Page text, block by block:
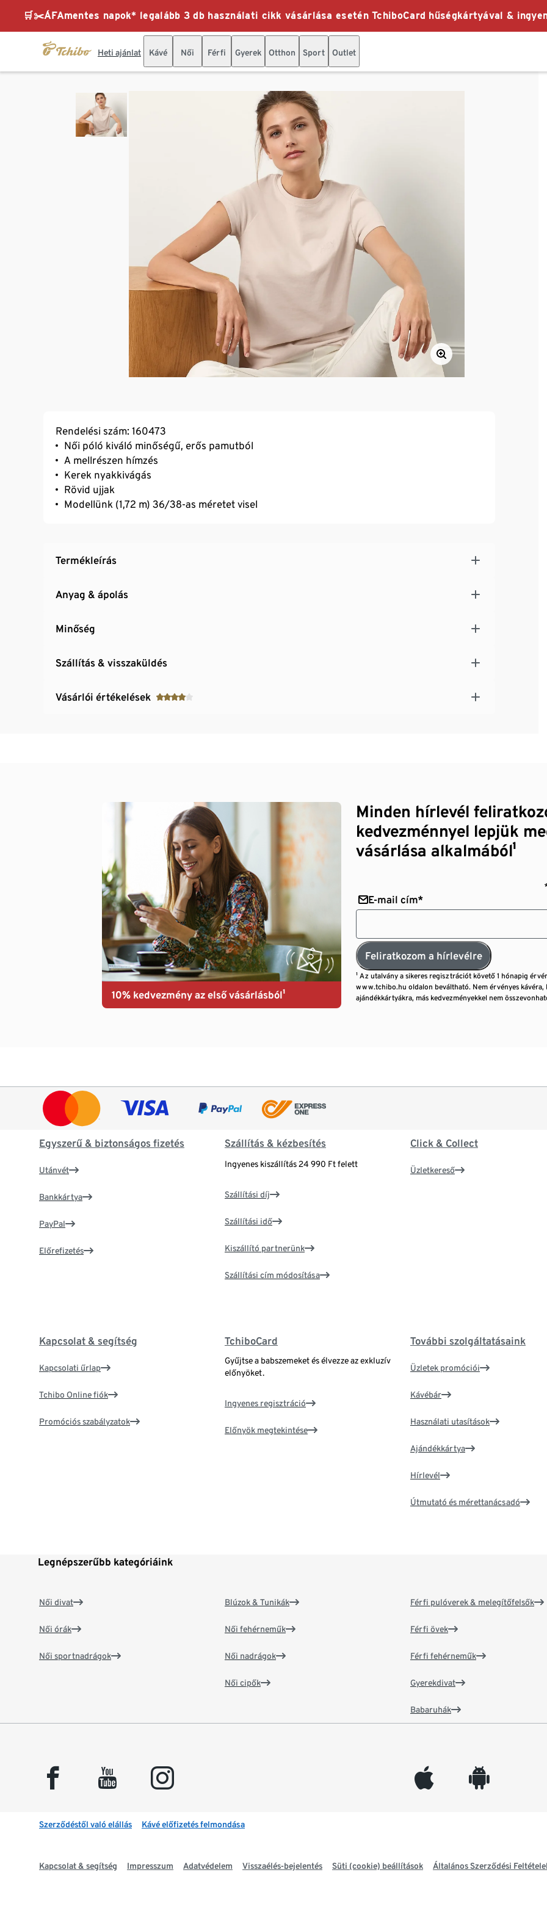
🛒✂️ÁFAmentes napok* legalább 3 db használati cikk vásárlása esetén TchiboCard hűségkártyával &
Heti ajánlat Kávé Női Férfi Gyerek Otthon Sport Outlet
Rendelési szám: 160473
Női póló kiváló minőségű, erős pamutból
A mellrészen hímzés
Kerek nyakkivágás
Rövid ujjak
Modellünk (1,72 m) 36/38-as méretet visel
Termékleírás
Anyag & ápolás
Minőség
Szállítás & visszaküldés
Vásárlói értékelések
10% kedvezmény az első vásárlásból¹
Minden hírlevél
kedvezménnyel lepjük
vásárlása alkalmából¹
E-mail cím*
Feliratkozom a hírlevélre
¹ Az utalvány a sikeres regisztrációt követő 1 hónapig
www.tchibo.hu oldalon beváltható. Nem érvényes kávéra,
ajándékkártyákra, más kedvezményekkel nem
Egyszerű & biztonságos fizetés
Utánvét
Bankkártya
PayPal
Előrefizetés
Szállítás & kézbesítés
Ingyenes kiszállítás 24 990 Ft felett
Szállítási díj
Szállítási idő
Kiszállító partnerünk
Szállítási cím módosítása
Click & Collect
Üzletkereső
Kapcsolat & segítség
Kapcsolati űrlap
Tchibo Online fiók
Promóciós szabályzatok
TchiboCard
Gyűjtse a babszemeket és élvezze az exkluzív
előnyöket.
Ingyenes regisztráció
Előnyök megtekintése
További szolgáltatásaink
Üzletek promóciói
Kávébár
Használati utasítások
Ajándékkártya
Hírlevél
Útmutató és mérettanácsadó
Legnépszerűbb kategóriáink
Női divat
Női órák
Női sportnadrágok
Blúzok & Tunikák
Női fehérneműk
Női nadrágok
Női cipők
Férfi pulóverek & melegítőfelsők
Férfi övek
Férfi fehérneműk
Gyerekdivat
Babaruhák
facebook youtube instagram appleinc android
Szerződéstől való elállás Kávé előfizetés felmondása
Kapcsolat & segítség Impresszum Adatvédelem Visszaélés-bejelentés Süti (cookie) beállítások Általános Szerződési